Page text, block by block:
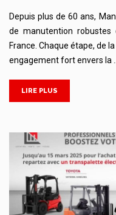
Depuis plus de 60 ans,
de manutention
France. Chaque étape, de
engagement fort envers la …
LIRE PLUS